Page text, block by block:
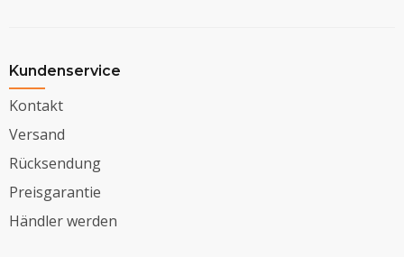
Kundenservice
Kontakt
Versand
Rücksendung
Preisgarantie
Händler werden